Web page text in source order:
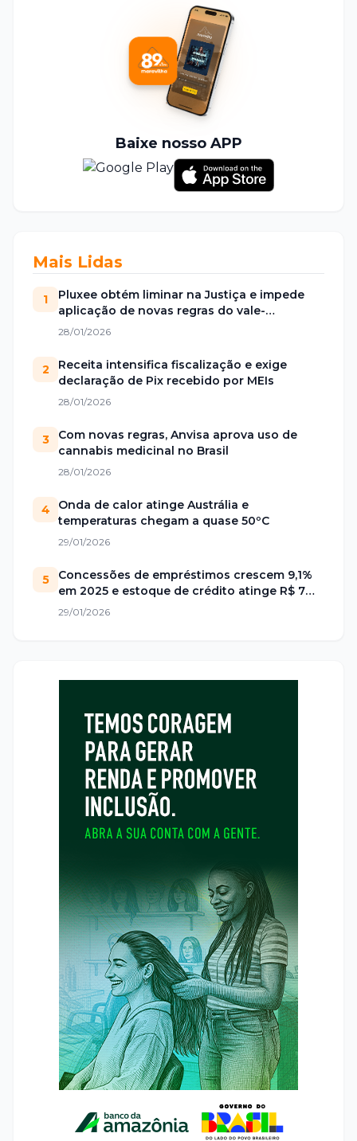
Baixe nosso APP
Mais Lidas
1
Pluxee obtém liminar na Justiça e impede
aplicação de novas regras do vale-
alimentação
28/01/2026
2
Receita intensifica fiscalização e exige
declaração de Pix recebido por MEIs
28/01/2026
3
Com novas regras, Anvisa aprova uso de
cannabis medicinal no Brasil
28/01/2026
4
Onda de calor atinge Austrália e
temperaturas chegam a quase 50ºC
29/01/2026
5
Concessões de empréstimos crescem 9,1%
em 2025 e estoque de crédito atinge R$ 7
trilhões no Brasil
29/01/2026